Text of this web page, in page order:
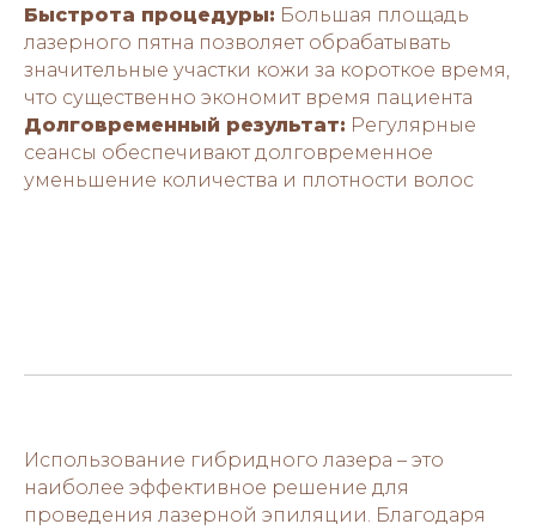
Быстрота процедуры: Большая площадь
лазерного пятна позволяет обрабатывать
значительные участки кожи за короткое время,
что существенно экономит время пациента
Долговременный результат: Регулярные
сеансы обеспечивают долговременное
уменьшение количества и плотности волос
Использование гибридного лазера – это
наиболее эффективное решение для
проведения лазерной эпиляции. Благодаря